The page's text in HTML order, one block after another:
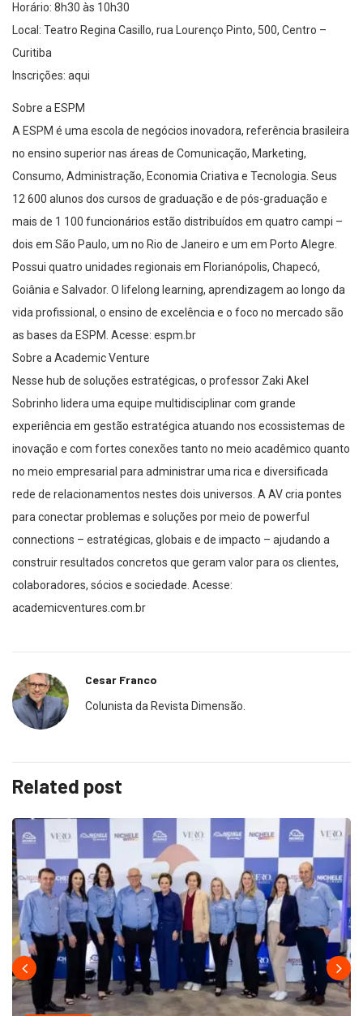
Horário: 8h30 às 10h30
Local: Teatro Regina Casillo, rua Lourenço Pinto, 500, Centro –
Curitiba
Inscrições: aqui
Sobre a ESPM
A ESPM é uma escola de negócios inovadora, referência brasileira
no ensino superior nas áreas de Comunicação, Marketing,
Consumo, Administração, Economia Criativa e Tecnologia. Seus
12 600 alunos dos cursos de graduação e de pós-graduação e
mais de 1 100 funcionários estão distribuídos em quatro campi –
dois em São Paulo, um no Rio de Janeiro e um em Porto Alegre.
Possui quatro unidades regionais em Florianópolis, Chapecó,
Goiânia e Salvador. O lifelong learning, aprendizagem ao longo da
vida profissional, o ensino de excelência e o foco no mercado são
as bases da ESPM. Acesse: espm.br
Sobre a Academic Venture
Nesse hub de soluções estratégicas, o professor Zaki Akel
Sobrinho lidera uma equipe multidisciplinar com grande
experiência em gestão estratégica atuando nos ecossistemas de
inovação e com fortes conexões tanto no meio acadêmico quanto
no meio empresarial para administrar uma rica e diversificada
rede de relacionamentos nestes dois universos. A AV cria pontes
para conectar problemas e soluções por meio de powerful
connections – estratégicas, globais e de impacto – ajudando a
construir resultados concretos que geram valor para os clientes,
colaboradores, sócios e sociedade. Acesse:
academicventures.com.br
Cesar Franco
Colunista da Revista Dimensão.
Related post